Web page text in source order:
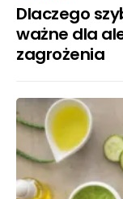
Dlaczego
ważne dla
zagrożenia